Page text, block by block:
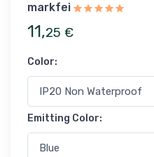
markfei
11,25 €
Color:
Emitting Color: